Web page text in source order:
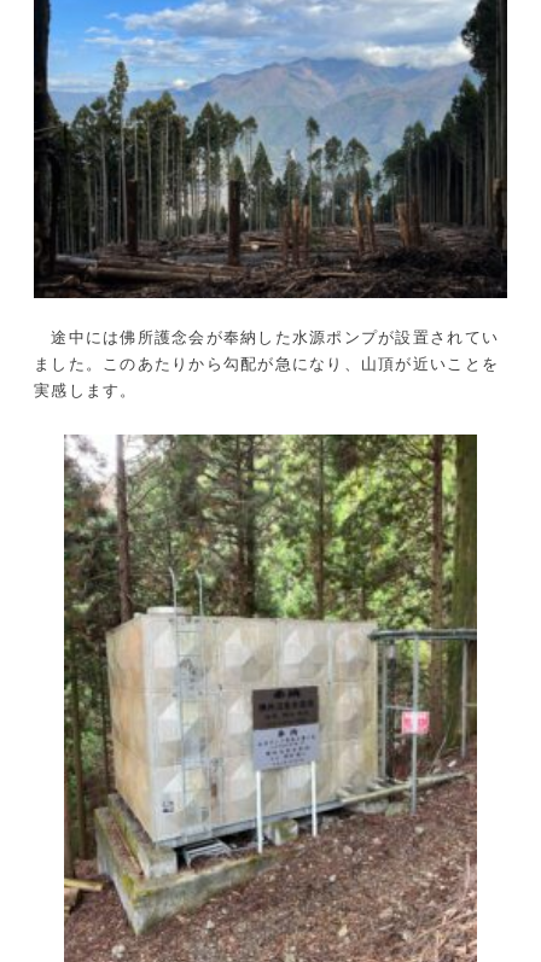
途中には佛所護念会が奉納した水源ポンプが設置されてい
ました。このあたりから勾配が急になり、山頂が近いことを
実感します。